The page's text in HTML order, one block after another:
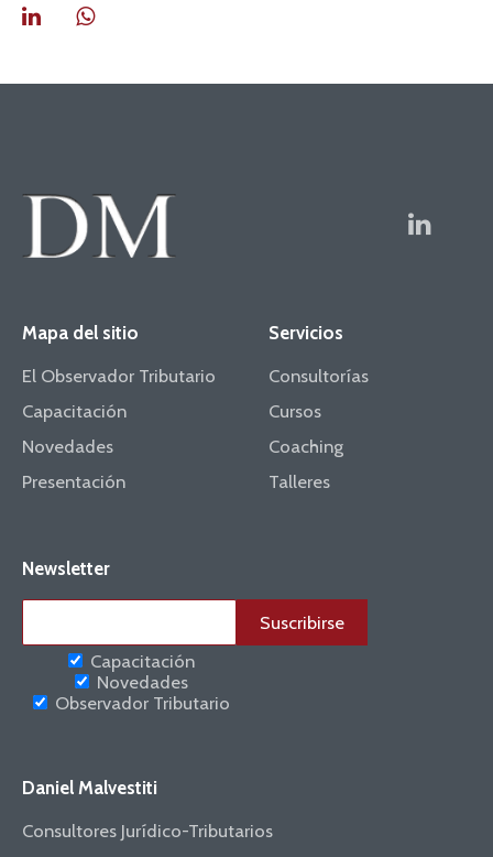
Mapa del sitio
El Observador Tributario
Capacitación
Novedades
Presentación
Servicios
Consultorías
Cursos
Coaching
Talleres
Newsletter
Capacitación
Novedades
Observador Tributario
Daniel Malvestiti
Consultores Jurídico-Tributarios